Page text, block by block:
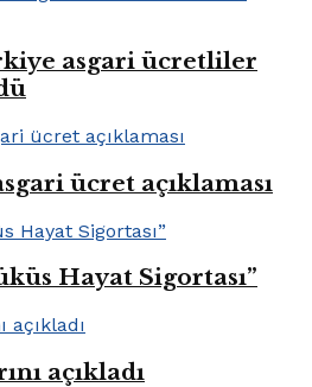
asgari ücretliler
ücret açıklaması
Hayat Sigortası”
açıkladı